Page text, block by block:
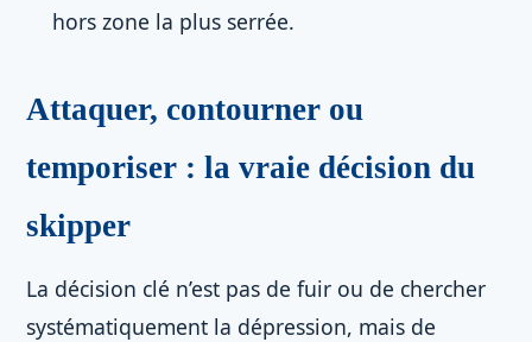
hors zone la plus serrée.
Attaquer, contourner ou
temporiser : la vraie décision du
skipper
La décision clé n’est pas de fuir ou de chercher
systématiquement la dépression, mais de